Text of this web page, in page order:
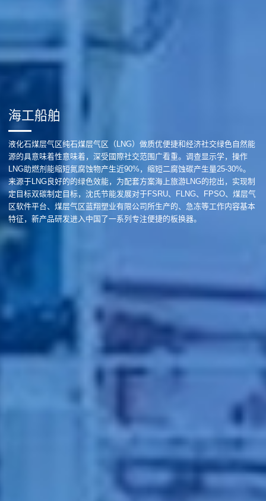
海工船舶
液化石煤层气区纯石煤层气区（LNG）做质优便捷和经济社交绿色自然能
源的具意味着性意味着，深受國際社交范围广看重。调查显示学，操作
LNG助燃剂能缩短氮腐蚀物产生近90%，缩短二腐蚀碳产生量25-30%。
来源于LNG良好的的绿色效能，为配套方案海上旅游LNG的挖出，实现制
定目标双碳制定目标，沈氏节能发展对于FSRU、FLNG、FPSO、煤层气
区软件平台、煤层气区蓝翔塑业有限公司所生产的、急冻等工作内容基本
特征，新产品研发进入中国了一系列专注便捷的板换器。